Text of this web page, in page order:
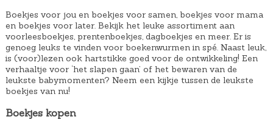
Boekjes voor jou en boekjes voor samen, boekjes voor mama
en boekjes voor later. Bekijk het leuke assortiment aan
voorleesboekjes, prentenboekjes, dagboekjes en meer. Er is
genoeg leuks te vinden voor boekenwurmen in spé. Naast leuk,
is (voor)lezen ook hartstikke goed voor de ontwikkeling! Een
verhaaltje voor ‘het slapen gaan’ of het bewaren van de
leukste babymomenten? Neem een kijkje tussen de leukste
boekjes van nu!
Boekjes kopen